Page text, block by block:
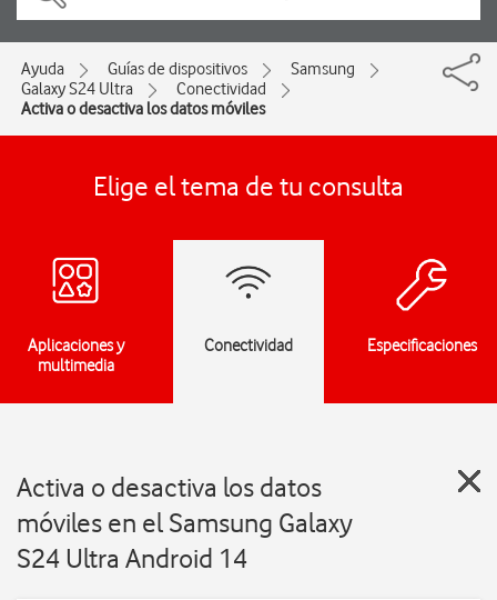
Ayuda Guías de dispositivos
Samsung
Galaxy S24 Ultra
Conectividad
Activa o desactiva los datos móviles
Elige el tema de tu consulta
Aplicaciones y
multimedia
Conectividad Especificaciones
Activa o desactiva los datos
móviles en el Samsung Galaxy
S24 Ultra Android 14